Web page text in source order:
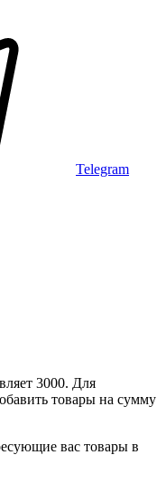
Telegram
3000. Для
товары на сумму
вас товары в